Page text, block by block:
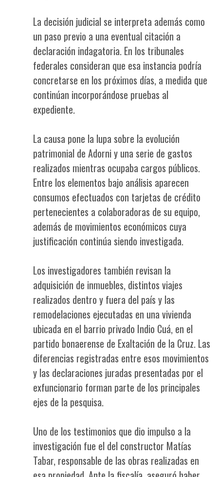
La decisión judicial se interpreta además como
un paso previo a una eventual citación a
declaración indagatoria. En los tribunales
federales consideran que esa instancia podría
concretarse en los próximos días, a medida que
continúan incorporándose pruebas al
expediente.
La causa pone la lupa sobre la evolución
patrimonial de Adorni y una serie de gastos
realizados mientras ocupaba cargos públicos.
Entre los elementos bajo análisis aparecen
consumos efectuados con tarjetas de crédito
pertenecientes a colaboradoras de su equipo,
además de movimientos económicos cuya
justificación continúa siendo investigada.
Los investigadores también revisan la
adquisición de inmuebles, distintos viajes
realizados dentro y fuera del país y las
remodelaciones ejecutadas en una vivienda
ubicada en el barrio privado Indio Cuá, en el
partido bonaerense de Exaltación de la Cruz. Las
diferencias registradas entre esos movimientos
y las declaraciones juradas presentadas por el
exfuncionario forman parte de los principales
ejes de la pesquisa.
Uno de los testimonios que dio impulso a la
investigación fue el del constructor Matías
Tabar, responsable de las obras realizadas en